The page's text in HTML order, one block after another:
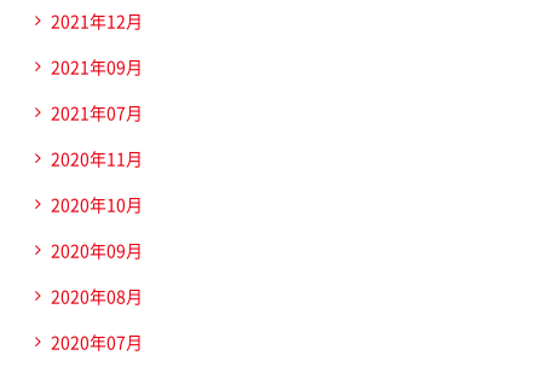
2021年12月
2021年09月
2021年07月
2020年11月
2020年10月
2020年09月
2020年08月
2020年07月